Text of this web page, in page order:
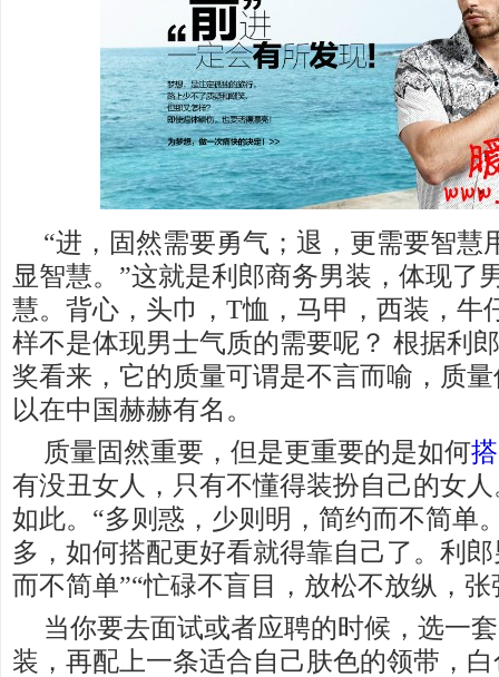
“进，固然需要勇气；退，更需要智慧
显智慧。”这就是利郎商务男装，体现了
慧。背心，头巾，T恤，马甲，西装，
样不是体现男士气质的需要呢？ 根据利
奖看来，它的质量可谓是不言而喻，质
以在中国赫赫有名。
质量固然重要，但是更重要的是如何
有没丑女人，只有不懂得装扮自己的女
如此。“多则惑，少则明，简约而不简单
多，如何搭配更好看就得靠自己了。利
而不简单”“忙碌不盲目，放松不放纵，张
当你要去面试或者应聘的时候，选一
装，再配上一条适合自己肤色的领带，